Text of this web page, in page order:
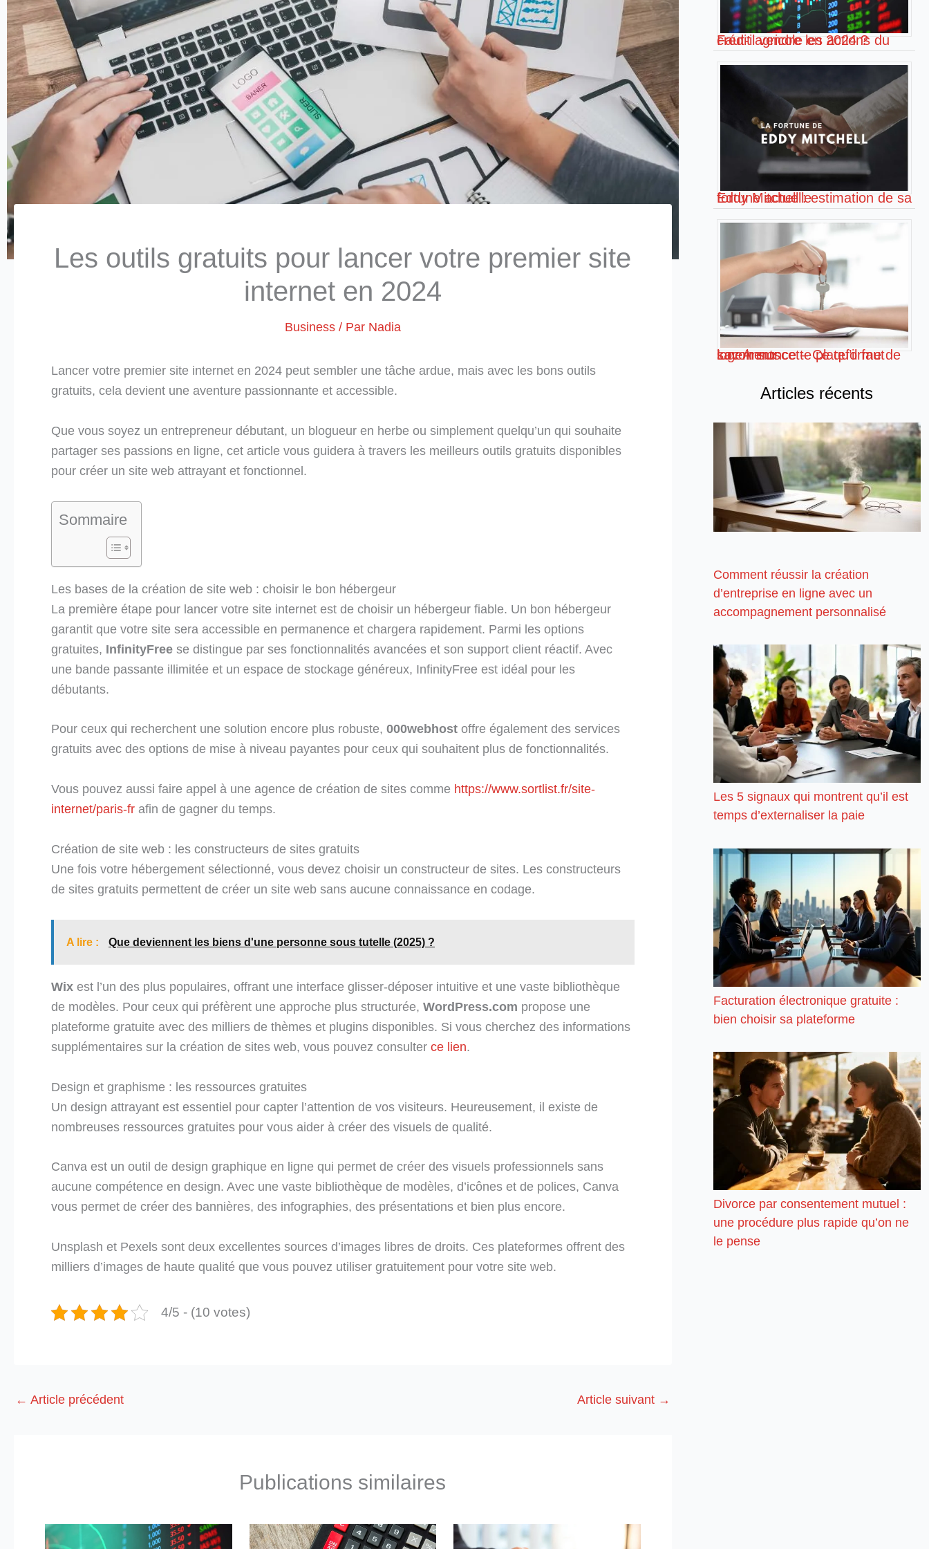
Les outils gratuits pour lancer votre premier site
internet en 2024
Business/ Par Nadia
Lancer votre premier site internet en 2024 peut sembler une tâche ardue, mais avec les bons outils
gratuits, cela devient une aventure passionnante et accessible.
Que vous soyez un entrepreneur débutant, un blogueur en herbe ou simplement quelqu’un qui souhaite
partager ses passions en ligne, cet article vous guidera à travers les meilleurs outils gratuits disponibles
pour créer un site web attrayant et fonctionnel.
Sommaire
Les bases de la création de site web : choisir le bon hébergeur
La première étape pour lancer votre site internet est de choisir un hébergeur fiable. Un bon hébergeur
garantit que votre site sera accessible en permanence et chargera rapidement. Parmi les options
gratuites, InfinityFree se distingue par ses fonctionnalités avancées et son support client réactif. Avec
une bande passante illimitée et un espace de stockage généreux, InfinityFree est idéal pour les
débutants.
Pour ceux qui recherchent une solution encore plus robuste, 000webhost offre également des services
gratuits avec des options de mise à niveau payantes pour ceux qui souhaitent plus de fonctionnalités.
Vous pouvez aussi faire appel à une agence de création de sites comme https://www.sortlist.fr/site-
internet/paris-fr afin de gagner du temps.
Création de site web : les constructeurs de sites gratuits
Une fois votre hébergement sélectionné, vous devez choisir un constructeur de sites. Les constructeurs
de sites gratuits permettent de créer un site web sans aucune connaissance en codage.
A lire : Que deviennent les biens d'une personne sous tutelle (2025) ?
Wix est l’un des plus populaires, offrant une interface glisser-déposer intuitive et une vaste bibliothèque
de modèles. Pour ceux qui préfèrent une approche plus structurée, WordPress.com propose une
plateforme gratuite avec des milliers de thèmes et plugins disponibles. Si vous cherchez des informations
supplémentaires sur la création de sites web, vous pouvez consulter ce lien.
Design et graphisme : les ressources gratuites
Un design attrayant est essentiel pour capter l’attention de vos visiteurs. Heureusement, il existe de
nombreuses ressources gratuites pour vous aider à créer des visuels de qualité.
Canva est un outil de design graphique en ligne qui permet de créer des visuels professionnels sans
aucune compétence en design. Avec une vaste bibliothèque de modèles, d’icônes et de polices, Canva
vous permet de créer des bannières, des infographies, des présentations et bien plus encore.
Unsplash et Pexels sont deux excellentes sources d’images libres de droits. Ces plateformes offrent des
milliers d’images de haute qualité que vous pouvez utiliser gratuitement pour votre site web.
4/5 - (10 votes)
← Article précédent Article suivant →
Publications similaires
Faut-il vendre les actions du crédit agricole en 2024 ?
Eddy Mitchell : estimation de sa fortune actuelle
Loc Annonce – Ce qu’il faut savoir sur cette plateforme de logements
Articles récents
Comment réussir la création
d’entreprise en ligne avec un
accompagnement personnalisé
Les 5 signaux qui montrent qu’il est
temps d’externaliser la paie
Facturation électronique gratuite :
bien choisir sa plateforme
Divorce par consentement mutuel :
une procédure plus rapide qu’on ne
le pense